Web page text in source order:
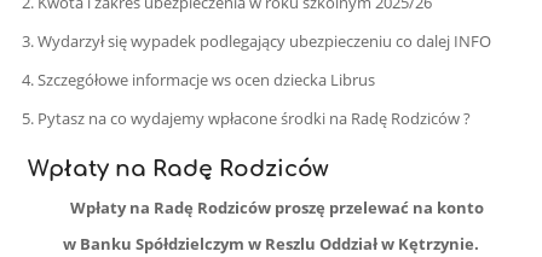
3. Wydarzył się wypadek podlegający ubezpieczeniu co dalej INFO
4. Szczegółowe informacje ws ocen dziecka Librus
5. Pytasz na co wydajemy wpłacone środki na Radę Rodziców ?
Wpłaty na Radę Rodziców
Wpłaty na Radę Rodziców proszę przelewać na konto
w Banku Spółdzielczym w Reszlu Oddział w Kętrzynie.